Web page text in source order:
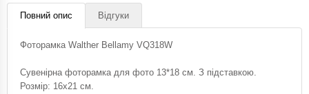
Повний опис Відгуки
Фоторамка Walther Bellamy VQ318W
Сувенірна фоторамка для фото 13*18 см. З підставкою.
Розмір: 16х21 см.